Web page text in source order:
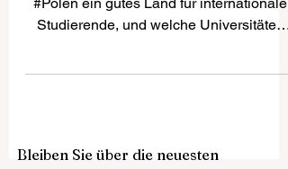
Studierende
einem sehr attraktiven Studienziel in